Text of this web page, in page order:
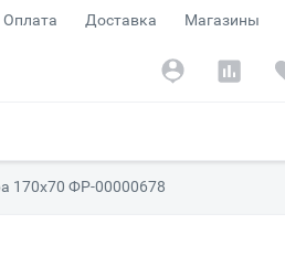
Оплата Доставка Магазины
170x70 ФР-00000678